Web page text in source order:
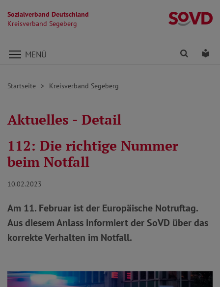
Sozialverband Deutschland
Kreisverband Segeberg
Direkt zu den Inhalten springen
MENÜ Finden
Startseite Kreisverband Segeberg
Aktuelles - Detail
112: Die richtige Nummer
beim Notfall
10.02.2023
Am 11. Februar ist der Europäische Notruftag.
Aus diesem Anlass informiert der SoVD über das
korrekte Verhalten im Notfall.